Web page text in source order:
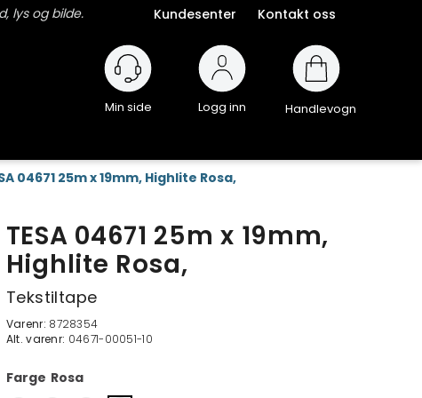
lys og bilde. Kundesenter Kontakt oss
Logg inn Handlevogn
04671 25m x 19mm, Highlite Rosa,
TESA 04671 25m x 19mm,
Highlite Rosa,
Tekstiltape
Varenr: 8728354
Alt. varenr: 04671-00051-10
Farge Rosa